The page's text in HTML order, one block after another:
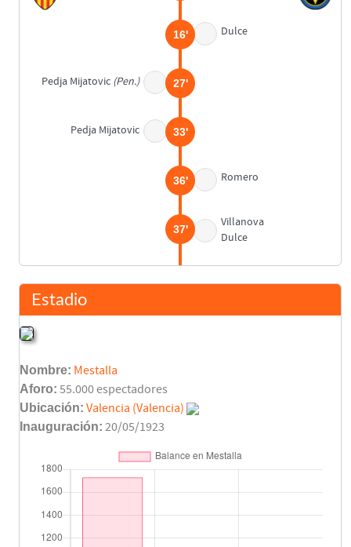
Dulce
16'
Pedja Mijatovic (Pen.) 27'
Pedja Mijatovic 33'
Romero
36'
Villanova
Dulce
37'
Ignacio Ibáñez
Quique Flores
Paco Camarasa
Juanma
Pedja Mijatovic
Estadio
Nombre: Mestalla
Aforo: 55.000 espectadores
Ubicación: Valencia (Valencia)
Inauguración: 20/05/1923